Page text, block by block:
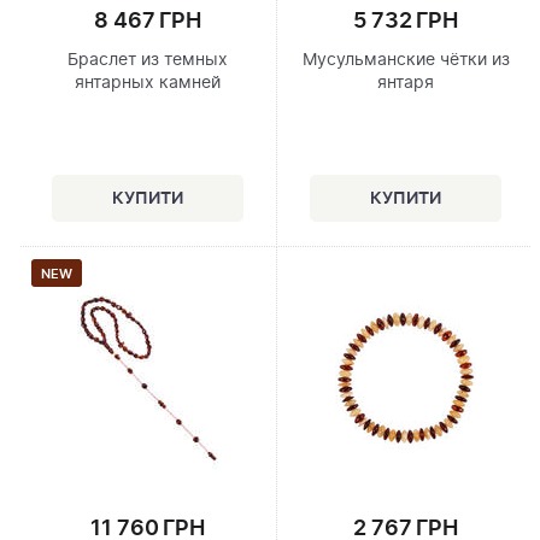
8 467 ГРН
Браслет из темных
янтарных камней
5 732 ГРН
Мусульманские чётки из
янтаря
NEW
11 760 ГРН 2 767 ГРН